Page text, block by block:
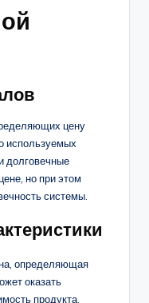
цену
используемых
долговечные
но при этом
системы.
определяющая
оказать
продукта.